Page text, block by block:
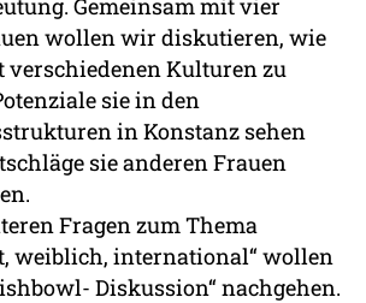
wollen wir diskutieren, wie
verschiedenen Kulturen zu
sie in den
in Konstanz sehen
sie anderen Frauen
Fragen zum Thema
weiblich, international“ wollen
Diskussion“ nachgehen.